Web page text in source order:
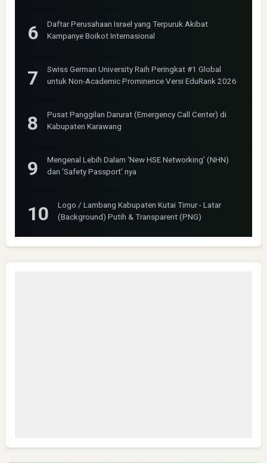
Daftar Perusahaan Israel yang Terpuruk Akibat
Kampanye Boikot Internasional
Swiss German University Raih Peringkat #1 Global
untuk Non-Academic Prominence Versi EduRank 2026
Pusat Panggilan Darurat (Emergency Call Center) di
Kabupaten Karawang
Mengenal Lebih Dalam ‘New HSE Networking’ (NHN)
dan 'Safety Passport' nya
Logo / Lambang Kabupaten Kutai Timur - Latar
(Background) Putih & Transparent (PNG)